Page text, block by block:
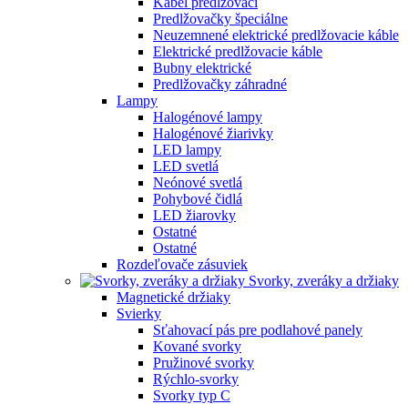
Predlžovačky špeciálne
Neuzemnené elektrické predlžovacie káble
Elektrické predlžovacie káble
Bubny elektrické
Predlžovačky záhradné
Lampy
Halogénové lampy
Halogénové žiarivky
LED lampy
LED svetlá
Neónové svetlá
Pohybové čidlá
LED žiarovky
Ostatné
Ostatné
Rozdeľovače zásuviek
Svorky, zveráky a držiaky
Magnetické držiaky
Svierky
Sťahovací pás pre podlahové panely
Kované svorky
Pružinové svorky
Rýchlo-svorky
Svorky typ C